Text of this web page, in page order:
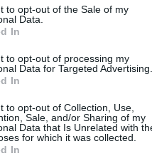
to opt-out of the Sale of my
Data.
In
to opt-out of processing my
Data for Targeted Advertising.
In
to opt-out of Collection, Use,
Sale, and/or Sharing of my
Data that Is Unrelated with
for which it was collected.
In